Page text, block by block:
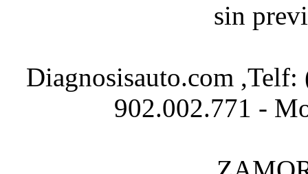
sin
Diagnosisauto.com
902.002.771 -